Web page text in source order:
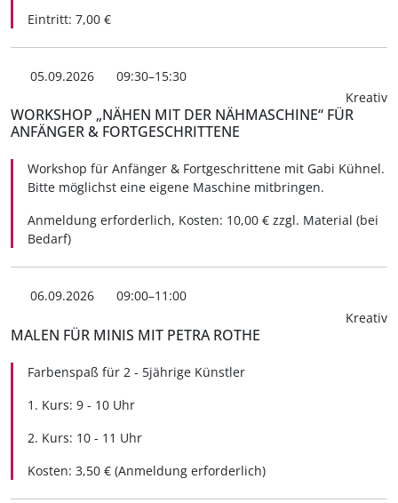
Eintritt: 7,00 €
05.09.2026
09:30–15:30
Kreativ
WORKSHOP „NÄHEN MIT DER NÄHMASCHINE“ FÜR
ANFÄNGER & FORTGESCHRITTENE
Workshop für Anfänger & Fortgeschrittene mit Gabi Kühnel.
Bitte möglichst eine eigene Maschine mitbringen.
Anmeldung erforderlich, Kosten: 10,00 € zzgl. Material (bei
Bedarf)
06.09.2026
09:00–11:00
Kreativ
MALEN FÜR MINIS MIT PETRA ROTHE
Farbenspaß für 2 - 5jährige Künstler
1. Kurs: 9 - 10 Uhr
2. Kurs: 10 - 11 Uhr
Kosten: 3,50 € (Anmeldung erforderlich)